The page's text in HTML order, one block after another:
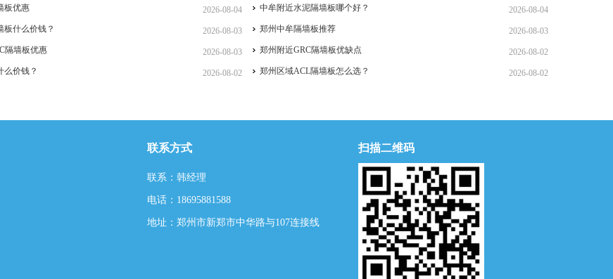
2026-08-04
板优惠 2026-08-04
中牟附近水泥隔墙板哪个好？
2026-08-03
板什么价钱？ 2026-08-03
郑州中牟隔墙板推荐
2026-08-03
隔墙板优惠 2026-08-02
郑州附近GRC隔墙板优缺点
2026-08-02
么价钱？ 2026-08-02
郑州区域ACL隔墙板怎么选？
联系方式
联系：韩经理
电话：18695881588
地址：郑州市新郑市中华路与107连接线
扫描二维码